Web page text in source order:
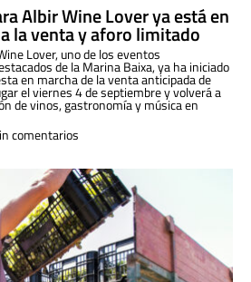
Albir Wine Lover ya está en
la venta y aforo limitado
Lover, uno de los eventos
de la Marina Baixa, ya ha iniciado
en marcha de la venta anticipada de
el viernes 4 de septiembre y volverá a
de vinos, gastronomía y música en
comentarios